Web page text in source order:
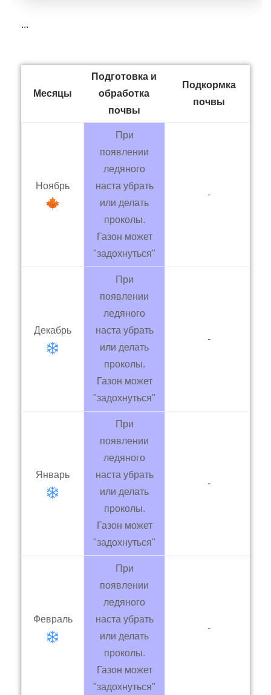
...
Месяцы
Подготовка и
обработка
почвы
Подкормка
почвы
Ноябрь
При
появлении
ледяного
наста убрать
или делать
проколы.
Газон может
"задохнуться"
-
Декабрь
При
появлении
ледяного
наста убрать
или делать
проколы.
Газон может
"задохнуться"
-
Январь
При
появлении
ледяного
наста убрать
или делать
проколы.
Газон может
"задохнуться"
-
Февраль
При
появлении
ледяного
наста убрать
или делать
проколы.
Газон может
"задохнуться"
-